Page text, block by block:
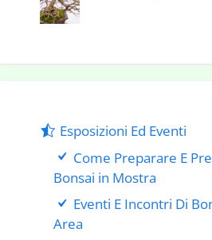
Esposizioni Ed Eventi
Come Preparare E
Bonsai in Mostra
Eventi E Incontri Di
Area